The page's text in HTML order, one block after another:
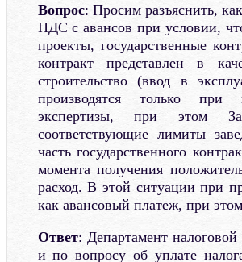
Вопрос: Просим разъяснить,
НДС с авансов при условии,
проекты, государственные
контракт представлен в
строительство (ввод в
производятся только при
экспертизы, при этом
соответствующие лимиты
часть государственного
момента получения
расход. В этой ситуации при
как авансовый платеж, при
Ответ: Департамент
и по вопросу об уплате